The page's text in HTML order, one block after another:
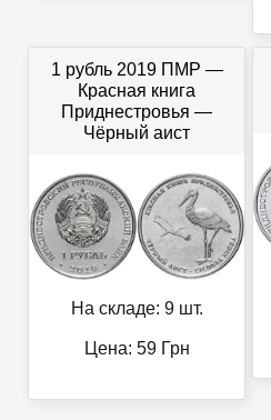
1 рубль 2019 ПМР —
Красная книга
Приднестровья —
Чёрный аист
На складе: 9 шт.
Цена: 59Грн